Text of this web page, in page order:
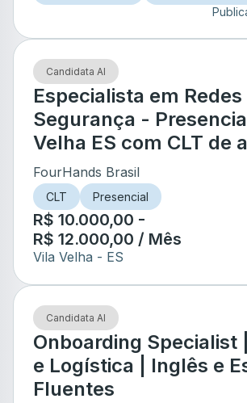
Candidata AI
Especialista em Redes
Segurança -
Velha ES com CLT de
FourHands Brasil
CLT Presencial
R$ 10.000,00 -
R$ 12.000,00 / Mês
Vila Velha - ES
Candidata AI
Onboarding Specialist
e Logística | Inglês e
Fluentes